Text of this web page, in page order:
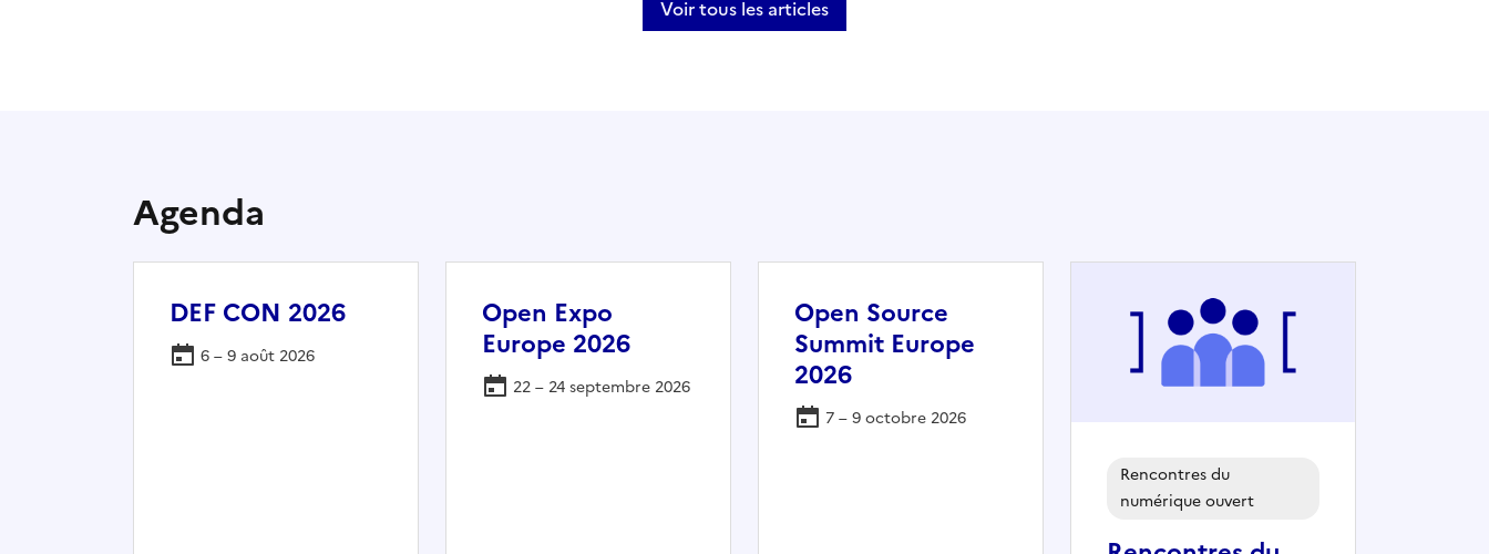
Voir tous les articles
Agenda
DEF CON 2026
6 – 9 août 2026
Open Expo
Europe 2026
22 – 24 septembre 2026
Open Source
Summit Europe
2026
7 – 9 octobre 2026
Rencontres du
numérique ouvert